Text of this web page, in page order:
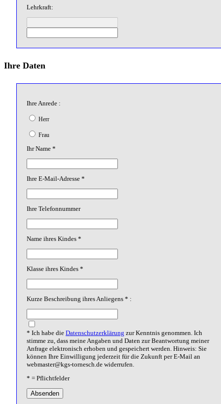
Lehrkraft:
Ihre Daten
Ihre Anrede :
Herr
Frau
Ihr Name *
Ihre E-Mail-Adresse *
Ihre Telefonnummer
Name ihres Kindes *
Klasse ihres Kindes *
Kurze Beschreibung ihres Anliegens * :
* Ich habe die Datenschutzerklärung zur Kenntnis genommen. Ich
stimme zu, dass meine Angaben und Daten zur Beantwortung meiner
Anfrage elektronisch erhoben und gespeichert werden. Hinweis: Sie
können Ihre Einwilligung jederzeit für die Zukunft per E-Mail an
webmaster@kgs-tornesch.de widerrufen.
* = Pflichtfelder
Absenden